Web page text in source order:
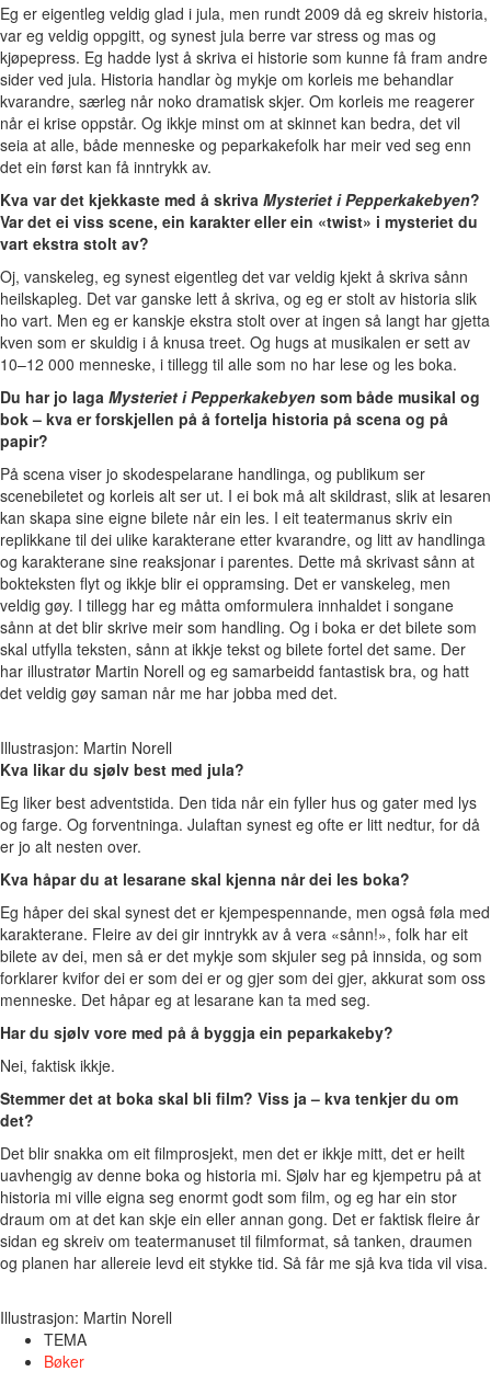
Eg er eigentleg veldig glad i jula, men rundt 2009 då eg skreiv historia,
var eg veldig oppgitt, og synest jula berre var stress og mas og
kjøpepress. Eg hadde lyst å skriva ei historie som kunne få fram andre
sider ved jula. Historia handlar òg mykje om korleis me behandlar
kvarandre, særleg når noko dramatisk skjer. Om korleis me reagerer
når ei krise oppstår. Og ikkje minst om at skinnet kan bedra, det vil
seia at alle, både menneske og peparkakefolk har meir ved seg enn
det ein først kan få inntrykk av.
Kva var det kjekkaste med å skriva Mysteriet i Pepperkakebyen?
Var det ei viss scene, ein karakter eller ein «twist» i mysteriet du
vart ekstra stolt av?
Oj, vanskeleg, eg synest eigentleg det var veldig kjekt å skriva sånn
heilskapleg. Det var ganske lett å skriva, og eg er stolt av historia slik
ho vart. Men eg er kanskje ekstra stolt over at ingen så langt har gjetta
kven som er skuldig i å knusa treet. Og hugs at musikalen er sett av
10–12 000 menneske, i tillegg til alle som no har lese og les boka.
Du har jo laga Mysteriet i Pepperkakebyen som både musikal og
bok – kva er forskjellen på å fortelja historia på scena og på
papir?
På scena viser jo skodespelarane handlinga, og publikum ser
scenebiletet og korleis alt ser ut. I ei bok må alt skildrast, slik at lesaren
kan skapa sine eigne bilete når ein les. I eit teatermanus skriv ein
replikkane til dei ulike karakterane etter kvarandre, og litt av handlinga
og karakterane sine reaksjonar i parentes. Dette må skrivast sånn at
bokteksten flyt og ikkje blir ei oppramsing. Det er vanskeleg, men
veldig gøy. I tillegg har eg måtta omformulera innhaldet i songane
sånn at det blir skrive meir som handling. Og i boka er det bilete som
skal utfylla teksten, sånn at ikkje tekst og bilete fortel det same. Der
har illustratør Martin Norell og eg samarbeidd fantastisk bra, og hatt
det veldig gøy saman når me har jobba med det.
Illustrasjon: Martin Norell
Kva likar du sjølv best med jula?
Eg liker best adventstida. Den tida når ein fyller hus og gater med lys
og farge. Og forventninga. Julaftan synest eg ofte er litt nedtur, for då
er jo alt nesten over.
Kva håpar du at lesarane skal kjenna når dei les boka?
Eg håper dei skal synest det er kjempespennande, men også føla med
karakterane. Fleire av dei gir inntrykk av å vera «sånn!», folk har eit
bilete av dei, men så er det mykje som skjuler seg på innsida, og som
forklarer kvifor dei er som dei er og gjer som dei gjer, akkurat som oss
menneske. Det håpar eg at lesarane kan ta med seg.
Har du sjølv vore med på å byggja ein peparkakeby?
Nei, faktisk ikkje.
Stemmer det at boka skal bli film? Viss ja – kva tenkjer du om
det?
Det blir snakka om eit filmprosjekt, men det er ikkje mitt, det er heilt
uavhengig av denne boka og historia mi. Sjølv har eg kjempetru på at
historia mi ville eigna seg enormt godt som film, og eg har ein stor
draum om at det kan skje ein eller annan gong. Det er faktisk fleire år
sidan eg skreiv om teatermanuset til filmformat, så tanken, draumen
og planen har allereie levd eit stykke tid. Så får me sjå kva tida vil visa.
Illustrasjon: Martin Norell
TEMA
Bøker